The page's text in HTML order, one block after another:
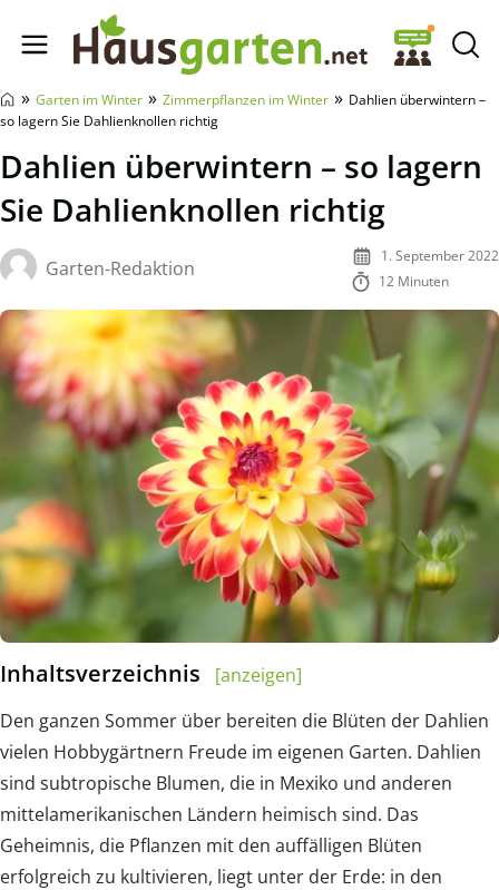
Hausgarten.net
» Garten im Winter » Zimmerpflanzen im Winter » Dahlien überwintern –
so lagern Sie Dahlienknollen richtig
Dahlien überwintern – so lagern
Sie Dahlienknollen richtig
Garten-Redaktion
1. September 2022
12 Minuten
Inhaltsverzeichnis
[anzeigen]
Den ganzen Sommer über bereiten die Blüten der Dahlien
vielen Hobbygärtnern Freude im eigenen Garten. Dahlien
sind subtropische Blumen, die in Mexiko und anderen
mittelamerikanischen Ländern heimisch sind. Das
Geheimnis, die Pflanzen mit den auffälligen Blüten
erfolgreich zu kultivieren, liegt unter der Erde: in den